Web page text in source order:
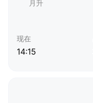
现在
14:15